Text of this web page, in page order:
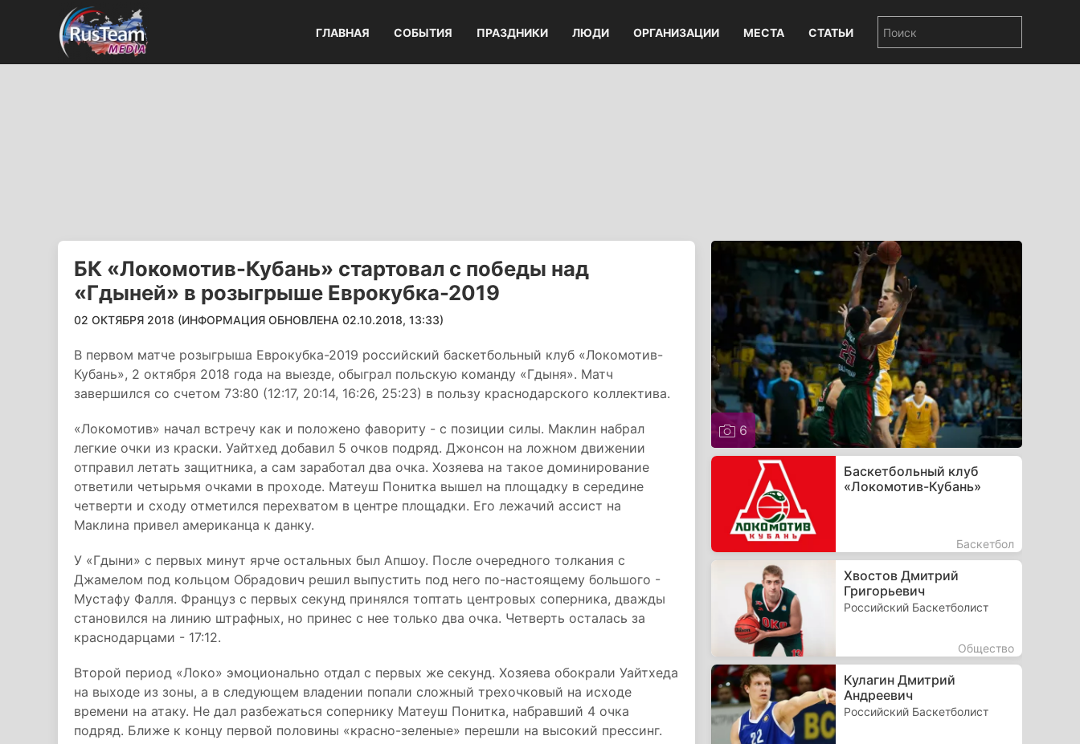
ГЛАВНАЯ СОБЫТИЯ ПРАЗДНИКИ ЛЮДИ ОРГАНИЗАЦИИ МЕСТА СТАТЬИ
БК «Локомотив-Кубань» стартовал с победы над
«Гдыней» в розыгрыше Еврокубка-2019
02 ОКТЯБРЯ 2018 (ИНФОРМАЦИЯ ОБНОВЛЕНА 02.10.2018, 13:33)
В первом матче розыгрыша Еврокубка-2019 российский баскетбольный клуб «Локомотив-
Кубань», 2 октября 2018 года на выезде, обыграл польскую команду «Гдыня». Матч
завершился со счетом 73:80 (12:17, 20:14, 16:26, 25:23) в пользу краснодарского коллектива.
«Локомотив» начал встречу как и положено фавориту - с позиции силы. Маклин набрал
легкие очки из краски. Уайтхед добавил 5 очков подряд. Джонсон на ложном движении
отправил летать защитника, а сам заработал два очка. Хозяева на такое доминирование
ответили четырьмя очками в проходе. Матеуш Понитка вышел на площадку в середине
четверти и сходу отметился перехватом в центре площадки. Его лежачий ассист на
Маклина привел американца к данку.
У «Гдыни» с первых минут ярче остальных был Апшоу. После очередного толкания с
Джамелом под кольцом Обрадович решил выпустить под него по-настоящему большого -
Мустафу Фалля. Француз с первых секунд принялся топтать центровых соперника, дважды
становился на линию штрафных, но принес с нее только два очка. Четверть осталась за
краснодарцами - 17:12.
Второй период «Локо» эмоционально отдал с первых же секунд. Хозяева обокрали Уайтхеда
на выходе из зоны, а в следующем владении попали сложный трехочковый на исходе
времени на атаку. Не дал разбежаться сопернику Матеуш Понитка, набравший 4 очка
подряд. Ближе к концу первой половины «красно-зеленые» перешли на высокий прессинг.
6
Баскетбольный клуб
«Локомотив-Кубань»
Баскетбол
Хвостов Дмитрий
Григорьевич
Российский Баскетболист
Общество
Кулагин Дмитрий
Андреевич
Российский Баскетболист